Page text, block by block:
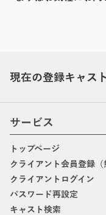
現在の登録キャス
サービス
トップページ
クライアント会員登録（
クライアントログイン
パスワード再設定
キャスト検索